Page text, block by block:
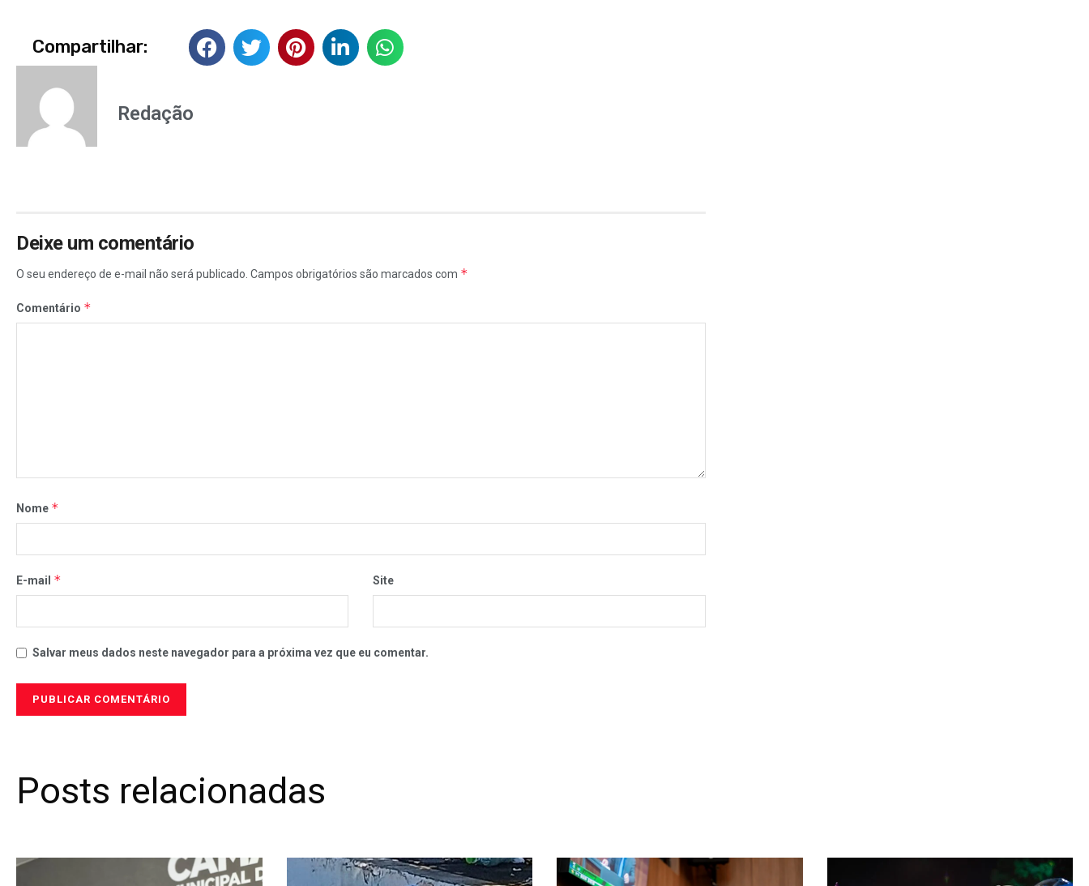
Compartilhar:
Redação
Deixe um comentário
O seu endereço de e-mail não será publicado. Campos obrigatórios são marcados com *
Comentário *
Nome *
E-mail * Site
Salvar meus dados neste navegador para a próxima vez que eu comentar.
Posts relacionadas